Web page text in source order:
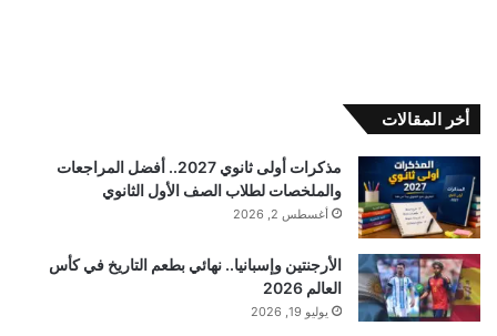
أخر المقالات
مذكرات أولى ثانوي 2027.. أفضل المراجعات
والملخصات لطلاب الصف الأول الثانوي
أغسطس 2, 2026
الأرجنتين وإسبانيا.. نهائي بطعم التاريخ في كأس
العالم 2026
يوليو 19, 2026